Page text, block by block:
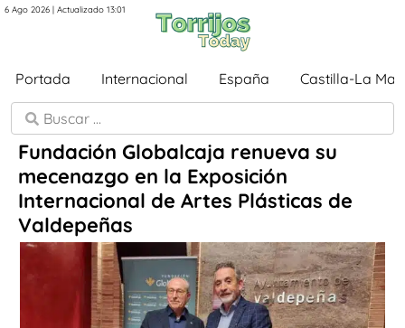
6 Ago 2026 | Actualizado 13:01
Portada Internacional España Castilla-La
Fundación Globalcaja renueva su
mecenazgo en la Exposición
Internacional de Artes Plásticas de
Valdepeñas